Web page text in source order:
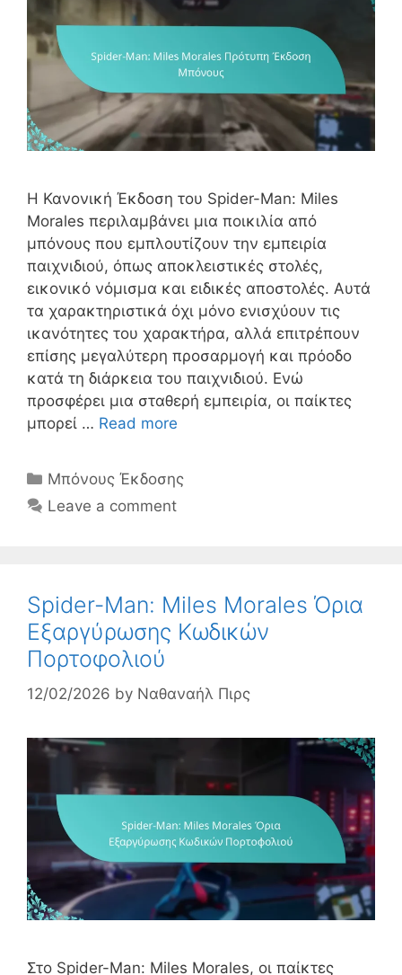
Η Κανονική Έκδοση του Spider-Man: Miles
Morales περιλαμβάνει μια ποικιλία από
μπόνους που εμπλουτίζουν την εμπειρία
παιχνιδιού, όπως αποκλειστικές στολές,
εικονικό νόμισμα και ειδικές αποστολές. Αυτά
τα χαρακτηριστικά όχι μόνο ενισχύουν τις
ικανότητες του χαρακτήρα, αλλά επιτρέπουν
επίσης μεγαλύτερη προσαρμογή και πρόοδο
κατά τη διάρκεια του παιχνιδιού. Ενώ
προσφέρει μια σταθερή εμπειρία, οι παίκτες
μπορεί … Read more
Categories
Μπόνους Έκδοσης
Leave a comment
Spider-Man: Miles Morales Όρια
Εξαργύρωσης Κωδικών
Πορτοφολιού
12/02/2026 by Ναθαναήλ Πιρς
Στο Spider-Man: Miles Morales, οι παίκτες